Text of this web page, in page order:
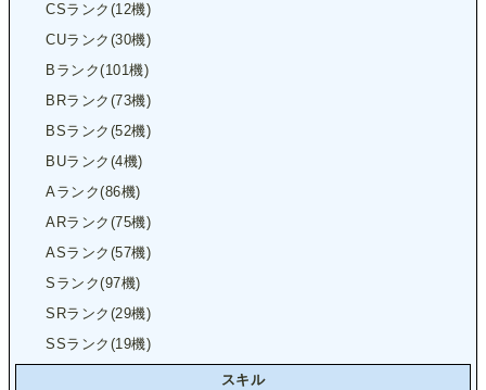
CSランク(12機)
CUランク(30機)
Bランク(101機)
BRランク(73機)
BSランク(52機)
BUランク(4機)
Aランク(86機)
ARランク(75機)
ASランク(57機)
Sランク(97機)
SRランク(29機)
SSランク(19機)
スキル